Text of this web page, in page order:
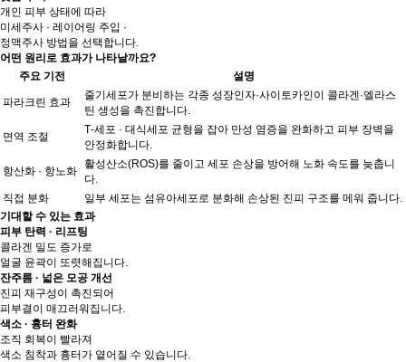
개인 피부 상태에 따라
미세주사 · 레이어링 주입 ·
정맥주사 방법을 선택합니다.
어떤 원리로 효과가 나타날까요?
주요 기전
설명
파라크린 효과
줄기세포가 분비하는 각종 성장인자·사이토카인이 콜라겐·엘라스
틴 생성을 촉진합니다.
면역 조절
T‑세포 · 대식세포 균형을 잡아 만성 염증을 완화하고 피부 장벽을
안정화합니다.
항산화 · 항노화
활성산소(ROS)를 줄이고 세포 손상을 방어해 노화 속도를 늦춥니
다.
직접 분화
일부 세포는 섬유아세포로 분화해 손상된 진피 구조를 메워 줍니다.
기대할 수 있는 효과
피부 탄력 · 리프팅
콜라겐 밀도 증가로
얼굴 윤곽이 또렷해집니다.
잔주름 · 넓은 모공 개선
진피 재구성이 촉진되어
피부결이 매끄러워집니다.
색소 · 흉터 완화
조직 회복이 빨라져
색소 침착과 흉터가 옅어질 수 있습니다.